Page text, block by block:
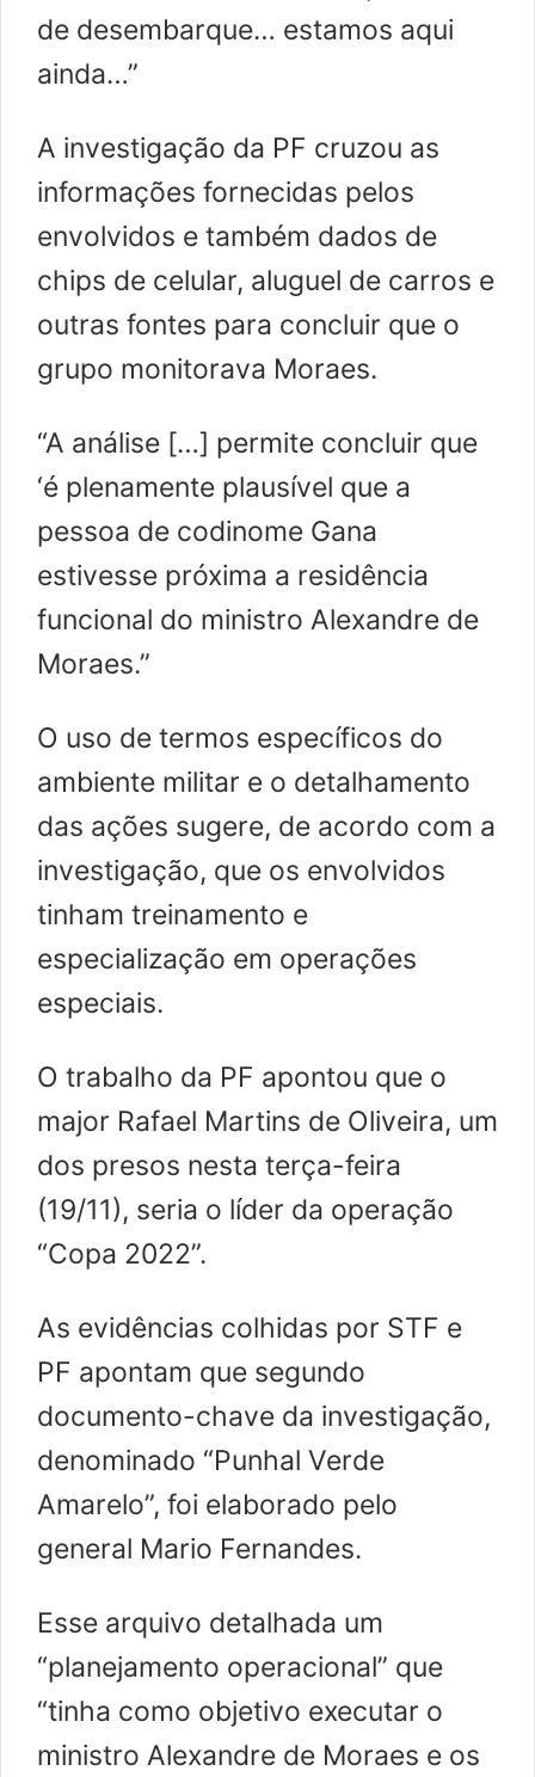
de desembarque… estamos aqui
ainda…”
A investigação da PF cruzou as
informações fornecidas pelos
envolvidos e também dados de
chips de celular, aluguel de carros e
outras fontes para concluir que o
grupo monitorava Moraes.
“A análise […] permite concluir que
‘é plenamente plausível que a
pessoa de codinome Gana
estivesse próxima a residência
funcional do ministro Alexandre de
Moraes.”
O uso de termos específicos do
ambiente militar e o detalhamento
das ações sugere, de acordo com a
investigação, que os envolvidos
tinham treinamento e
especialização em operações
especiais.
O trabalho da PF apontou que o
major Rafael Martins de Oliveira, um
dos presos nesta terça-feira
(19/11), seria o líder da operação
“Copa 2022”.
As evidências colhidas por STF e
PF apontam que segundo
documento-chave da investigação,
denominado “Punhal Verde
Amarelo”, foi elaborado pelo
general Mario Fernandes.
Esse arquivo detalhada um
“planejamento operacional” que
“tinha como objetivo executar o
ministro Alexandre de Moraes e os